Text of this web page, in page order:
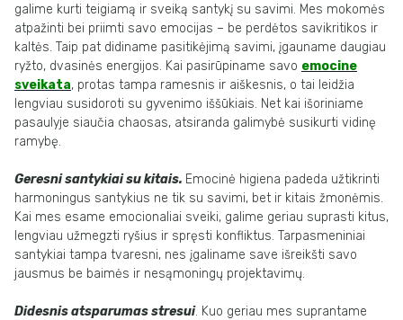
galime kurti teigiamą ir sveiką santykį su savimi. Mes mokomės
atpažinti bei priimti savo emocijas – be perdėtos savikritikos ir
kaltės. Taip pat didiname pasitikėjimą savimi, įgauname daugiau
ryžto, dvasinės energijos. Kai pasirūpiname savo emocine
sveikata, protas tampa ramesnis ir aiškesnis, o tai leidžia
lengviau susidoroti su gyvenimo iššūkiais. Net kai išoriniame
pasaulyje siaučia chaosas, atsiranda galimybė susikurti vidinę
ramybę.
Geresni santykiai su kitais. Emocinė higiena padeda užtikrinti
harmoningus santykius ne tik su savimi, bet ir kitais žmonėmis.
Kai mes esame emocionaliai sveiki, galime geriau suprasti kitus,
lengviau užmegzti ryšius ir spręsti konfliktus. Tarpasmeniniai
santykiai tampa tvaresni, nes įgaliname save išreikšti savo
jausmus be baimės ir nesąmoningų projektavimų.
Didesnis atsparumas stresui. Kuo geriau mes suprantame